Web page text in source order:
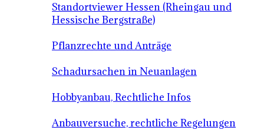
Standortviewer Hessen (Rheingau und
Hessische Bergstraße)
Pflanzrechte und Anträge
Schadursachen in Neuanlagen
Hobbyanbau, Rechtliche Infos
Anbauversuche, rechtliche Regelungen